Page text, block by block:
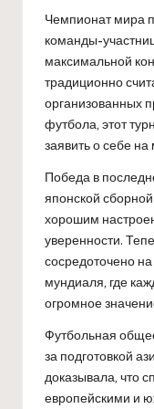
Чемпионат мира
команды-
максимальной
традиционно
организованных
футбола, этот
заявить о себе
Победа в
японской
хорошим
уверенности.
сосредоточено
мундиаля, где
огромное
Футбольная
за подготовкой
доказывала, что
европейскими и